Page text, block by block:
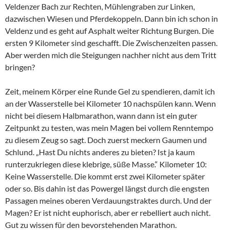
Veldenzer Bach zur Rechten, Mühlengraben zur Linken,
dazwischen Wiesen und Pferdekoppeln. Dann bin ich schon in
Veldenz und es geht auf Asphalt weiter Richtung Burgen. Die
ersten 9 Kilometer sind geschafft. Die Zwischenzeiten passen.
Aber werden mich die Steigungen nachher nicht aus dem Tritt
bringen?
Zeit, meinem Körper eine Runde Gel zu spendieren, damit ich
an der Wasserstelle bei Kilometer 10 nachspülen kann. Wenn
nicht bei diesem Halbmarathon, wann dann ist ein guter
Zeitpunkt zu testen, was mein Magen bei vollem Renntempo
zu diesem Zeug so sagt. Doch zuerst meckern Gaumen und
Schlund. „Hast Du nichts anderes zu bieten? Ist ja kaum
runterzukriegen diese klebrige, süße Masse.“ Kilometer 10:
Keine Wasserstelle. Die kommt erst zwei Kilometer später
oder so. Bis dahin ist das Powergel längst durch die engsten
Passagen meines oberen Verdauungstraktes durch. Und der
Magen? Er ist nicht euphorisch, aber er rebelliert auch nicht.
Gut zu wissen für den bevorstehenden Marathon.